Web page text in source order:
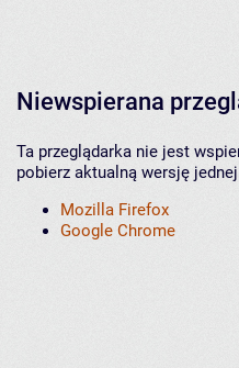
Niewspierana
Ta przeglądarka nie jest
pobierz aktualną wersję
Mozilla Firefox
Google Chrome